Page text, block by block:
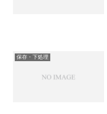
保存・下処理